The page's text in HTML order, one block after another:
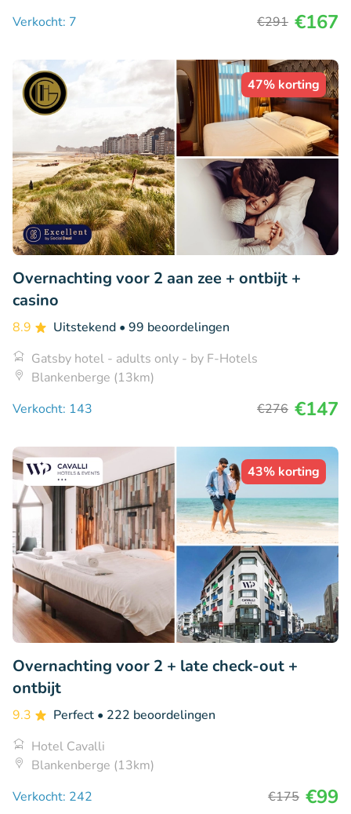
Verkocht: 7
€291 €167
47% korting
Overnachting voor 2 aan zee + ontbijt +
casino
8.9 Uitstekend • 99 beoordelingen
Gatsby hotel - adults only - by F-Hotels
Blankenberge (13km)
Verkocht: 143
€276 €147
43% korting
Overnachting voor 2 + late check-out +
ontbijt
9.3 Perfect • 222 beoordelingen
Hotel Cavalli
Blankenberge (13km)
Verkocht: 242
€175 €99